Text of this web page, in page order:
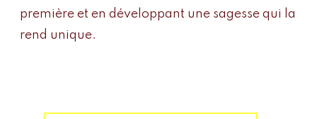
première et en développant une sagesse qui la
rend unique.